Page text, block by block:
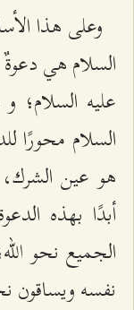
وعلى هذا
السلام هي
عليه السلام؛
السلام محورًا
هو عين الشرك،
أبدًا بهذه
الجميع نحو
نفسه ويساقون